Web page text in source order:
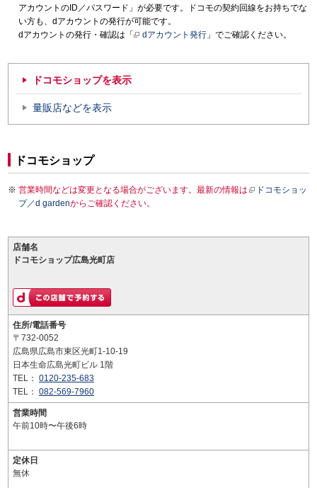
アカウントのID／パスワード」が必要です。ドコモの契約回線をお持ちでな
い方も、dアカウントの発行が可能です。
dアカウントの発行・確認は「
dアカウント発行 」でご確認ください。
ドコモショップを表示
量販店などを表示
ドコモショップ
営業時間などは変更となる場合がございます。最新の情報は
ドコモショッ
プ／d gardenからご確認ください。
店舗名
ドコモショップ広島光町店
住所/電話番号
〒732-0052
広島県広島市東区光町1-10-19
日本生命広島光町ビル 1階
TEL： 0120-235-683
TEL： 082-569-7960
営業時間
午前10時〜午後6時
定休日
無休